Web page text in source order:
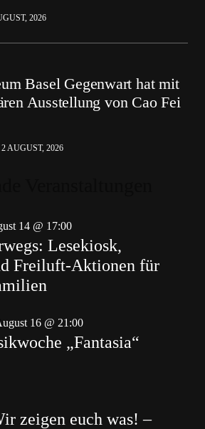
2026
Basel Gegenwart hat mit
Ausstellung von Cao Fei
2 AUGUST, 2026
14 @ 17:00
Lesekiosk,
Freiluft-Aktionen für
16 @ 21:00
„Fantasia“
zeigen euch was! –